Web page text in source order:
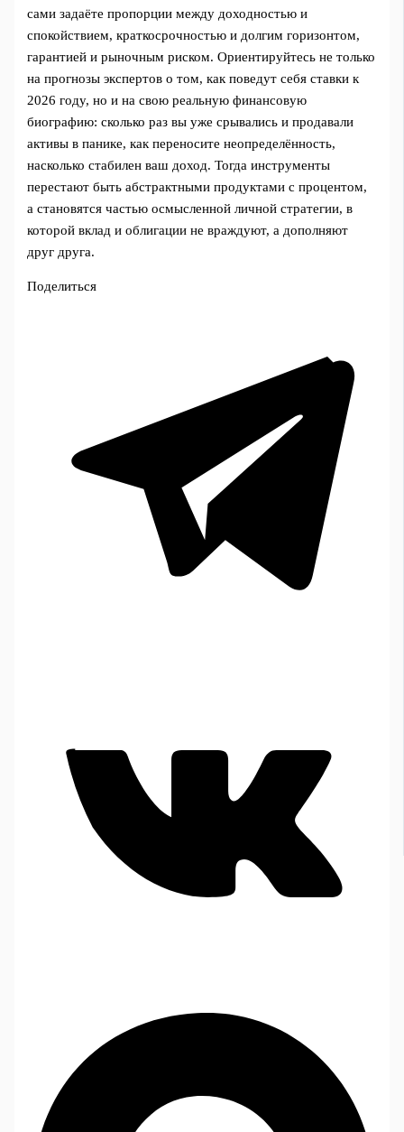
сами задаёте пропорции между доходностью и
спокойствием, краткосрочностью и долгим горизонтом,
гарантией и рыночным риском. Ориентируйтесь не только
на прогнозы экспертов о том, как поведут себя ставки к
2026 году, но и на свою реальную финансовую
биографию: сколько раз вы уже срывались и продавали
активы в панике, как переносите неопределённость,
насколько стабилен ваш доход. Тогда инструменты
перестают быть абстрактными продуктами с процентом,
а становятся частью осмысленной личной стратегии, в
которой вклад и облигации не враждуют, а дополняют
друг друга.
Поделиться